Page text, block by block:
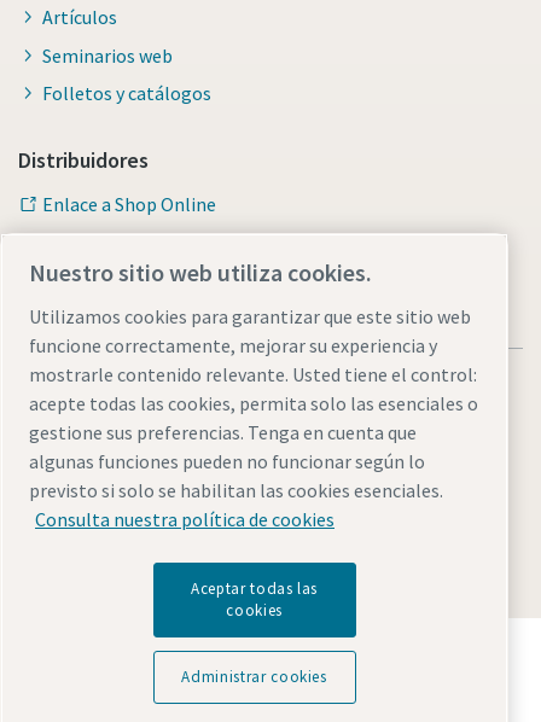
Artículos
Seminarios web
Folletos y catálogos
Distribuidores
Enlace a Shop Online
Avisos legales y de privacidadAdministrar cookies
AccesibilidadMapa del sitio web
© 2026 Atlas Copco AB
Descubre cómo Atlas Copco Group impulsa la
tecnología que transforma el futuro.
Visita la web de Atlas Copco Group
Nuestro sitio web utiliza cookies.
Utilizamos cookies para garantizar que este sitio web
funcione correctamente, mejorar su experiencia y
mostrarle contenido relevante. Usted tiene el control:
acepte todas las cookies, permita solo las esenciales o
gestione sus preferencias. Tenga en cuenta que
algunas funciones pueden no funcionar según lo
previsto si solo se habilitan las cookies esenciales.
Consulta nuestra política de cookies
Aceptar todas las
cookies
Administrar cookies